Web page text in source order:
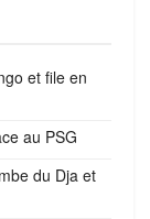
et file en
au PSG
du Dja et